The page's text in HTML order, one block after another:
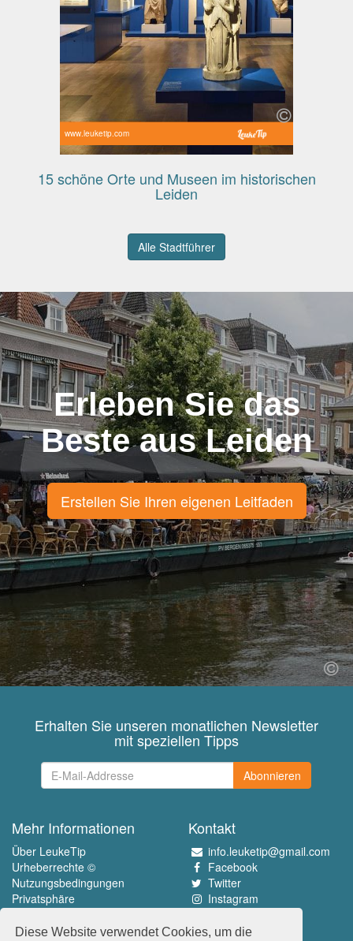
Diese Website verwendet Cookies, um die
www.leuketip.com
15 schöne Orte und Museen im historischen
Leiden
Alle Stadtführer
Erleben Sie das
Beste aus Leiden
Erstellen Sie Ihren eigenen Leitfaden
Erhalten Sie unseren monatlichen Newsletter
mit speziellen Tipps
Abonnieren
Mehr Informationen
Über LeukeTip
Urheberrechte ©
Nutzungsbedingungen
Privatsphäre
Kontakt
info.leuketip@gmail.com
Facebook
Twitter
Instagram